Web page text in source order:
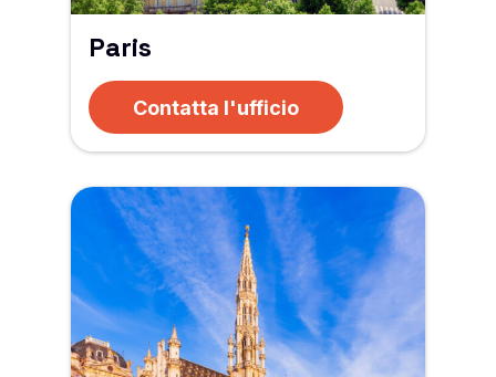
Paris
Contatta l'ufficio